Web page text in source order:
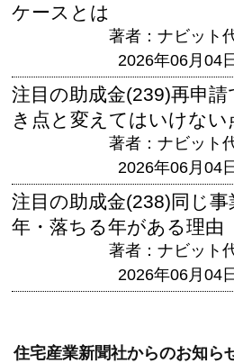
ケースとは
著者：ナビット
2026年06月04
注目の助成金(239)再申
き点と変えてはいけない
著者：ナビット
2026年06月04
注目の助成金(238)同じ
年・落ちる年がある理由
著者：ナビット
2026年06月04
住宅産業新聞社からのお知ら